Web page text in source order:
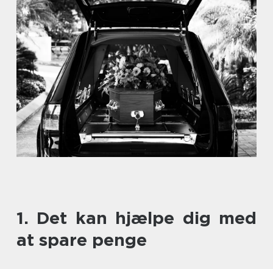
1. Det kan hjælpe dig med
at spare penge